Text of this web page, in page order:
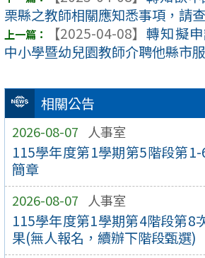
相關公告
2026-08-07 人事室
115學年度第1學期第5階段第
簡章
2026-08-07 人事室
115學年度第1學期第4階段第8
果(無人報名，續辦下階段甄選)
栗縣之教師相關應知悉事項，請
【2025-04-08】 轉知擬
中小學暨幼兒園教師介聘他縣市